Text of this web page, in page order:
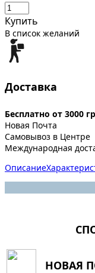
Купить
В список желаний
Доставка
Бесплатно от 3000
Новая Почта
Самовывоз в Центре
Международная
Описание
НОВАЯ